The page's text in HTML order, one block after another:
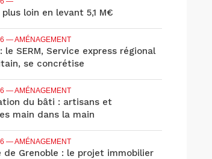
loin en levant 5,1 M€
— AMÉNAGEMENT
le SERM, Service express régional
se concrétise
— AMÉNAGEMENT
du bâti : artisans et
main dans la main
— AMÉNAGEMENT
de Grenoble : le projet immobilier